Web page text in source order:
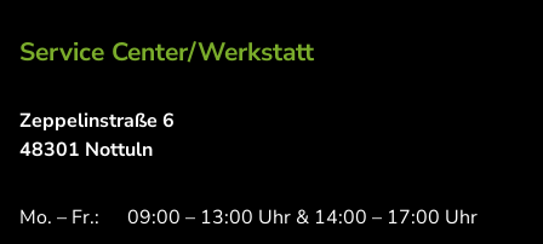
Service Center/Werkstatt
Zeppelinstraße 6
48301 Nottuln
Mo. – Fr.: 09:00 – 13:00 Uhr & 14:00 – 17:00 Uhr